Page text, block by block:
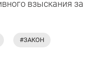
взыскания за
#ЗАКОН